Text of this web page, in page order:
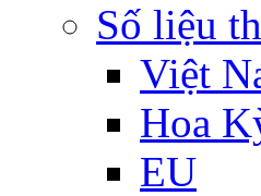
Số liệu
Việt
Hoa
EU